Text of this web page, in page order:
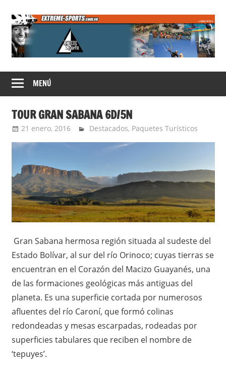
contenido
Extreme
Sports
MENÚ
TOUR GRAN SABANA 6D/5N
21 enero, 2016 Extreme Sports
Destacados, Paquetes Turísticos
Gran Sabana hermosa región situada al sudeste del
Estado Bolívar, al sur del río Orinoco; cuyas tierras se
encuentran en el Corazón del Macizo Guayanés, una
de las formaciones geológicas más antiguas del
planeta. Es una superficie cortada por numerosos
afluentes del río Caroní, que formó colinas
redondeadas y mesas escarpadas, rodeadas por
superficies tabulares que reciben el nombre de
‘tepuyes’.